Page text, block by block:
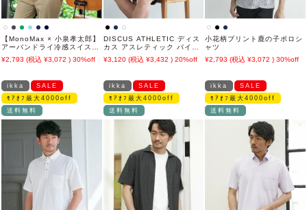
【MonoMax × 小泉孝太郎】
アーバンドライ冷感スイスボ
タンダウンポロシャツ「小泉
孝太郎さん着用モデル」
2,793 3,072 30%off
DISCUS ATHLETIC ディス
カス アスレティック パイル
セットアップ
3,120 3,432 20%off
小花柄プリント鹿の子ポロシ
ャツ
2,793
3,072 30%off
ikka
SALE
ﾓｱｵﾌ最大4000off
送料無料
ikka
SALE
ﾓｱｵﾌ最大4000off
送料無料
ikka
SALE
ﾓｱｵﾌ最大4000off
送料無料